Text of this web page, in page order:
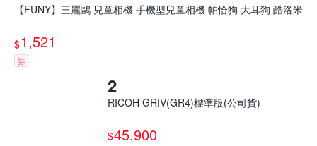
【FUNY】三麗鷗 兒童相機 手機型兒童相機 帕恰狗 大耳狗 酷洛米
$1,521
券
RICOH GRIV(GR4)標準版(公司貨)
$45,900